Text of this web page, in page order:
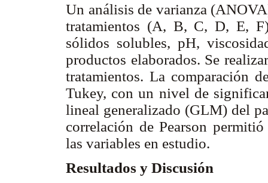
Un análisis de varianza
tratamientos (A, B, C, D, E,
sólidos solubles, pH,
productos elaborados. Se
tratamientos. La comparación
Tukey, con un nivel de
lineal generalizado (GLM) del
correlación de Pearson
las variables en estudio.
Resultados y Discusión